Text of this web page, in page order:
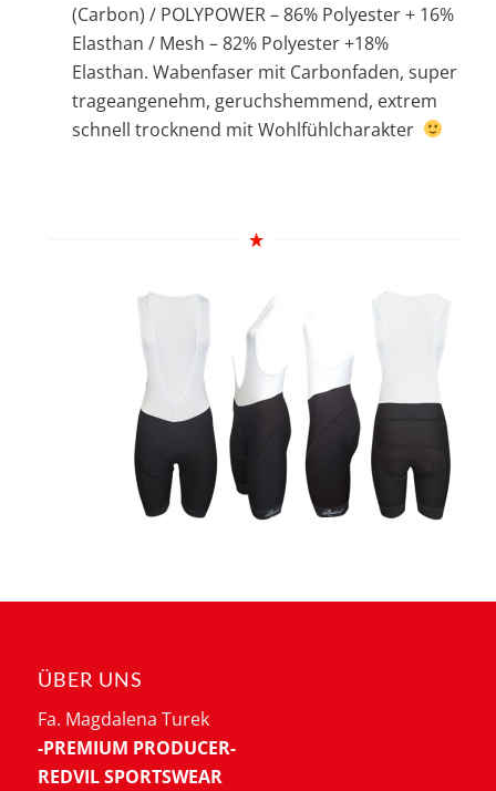
(Carbon) / POLYPOWER – 86% Polyester + 16%
Elasthan / Mesh – 82% Polyester +18%
Elasthan. Wabenfaser mit Carbonfaden, super
trageangenehm, geruchshemmend, extrem
schnell trocknend mit Wohlfühlcharakter
ÜBER UNS
Fa. Magdalena Turek
-PREMIUM PRODUCER-
REDVIL SPORTSWEAR